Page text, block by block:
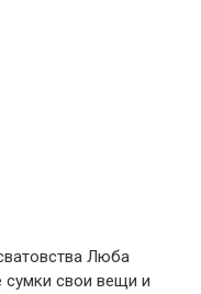
Люба
сумки свои вещи и